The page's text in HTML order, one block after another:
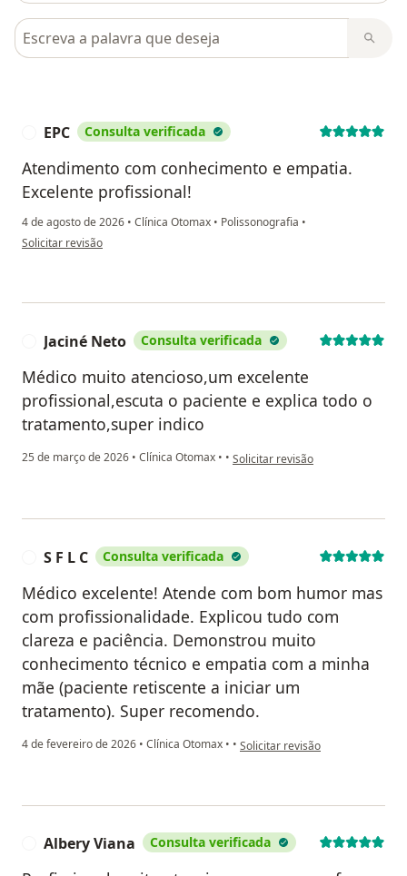
Pesquisar em opiniões
EPC Consulta verificada
Atendimento com conhecimento e empatia.
Excelente profissional!
4 de agosto de 2026 • Clínica Otomax • Polissonografia •
na opinião do utilizador EPC
Solicitar revisão
Jaciné Neto Consulta verificada
Médico muito atencioso,um excelente
profissional,escuta o paciente e explica todo o
tratamento,super indico
25 de março de 2026 • Clínica Otomax • • na opinião do utilizador Jaciné
Solicitar revisão
S F L C Consulta verificada
Médico excelente! Atende com bom humor mas
com profissionalidade. Explicou tudo com
clareza e paciência. Demonstrou muito
conhecimento técnico e empatia com a minha
mãe (paciente retiscente a iniciar um
tratamento). Super recomendo.
4 de fevereiro de 2026 • Clínica Otomax • • na opinião do utilizador S F L C
Solicitar revisão
Albery Viana Consulta verificada